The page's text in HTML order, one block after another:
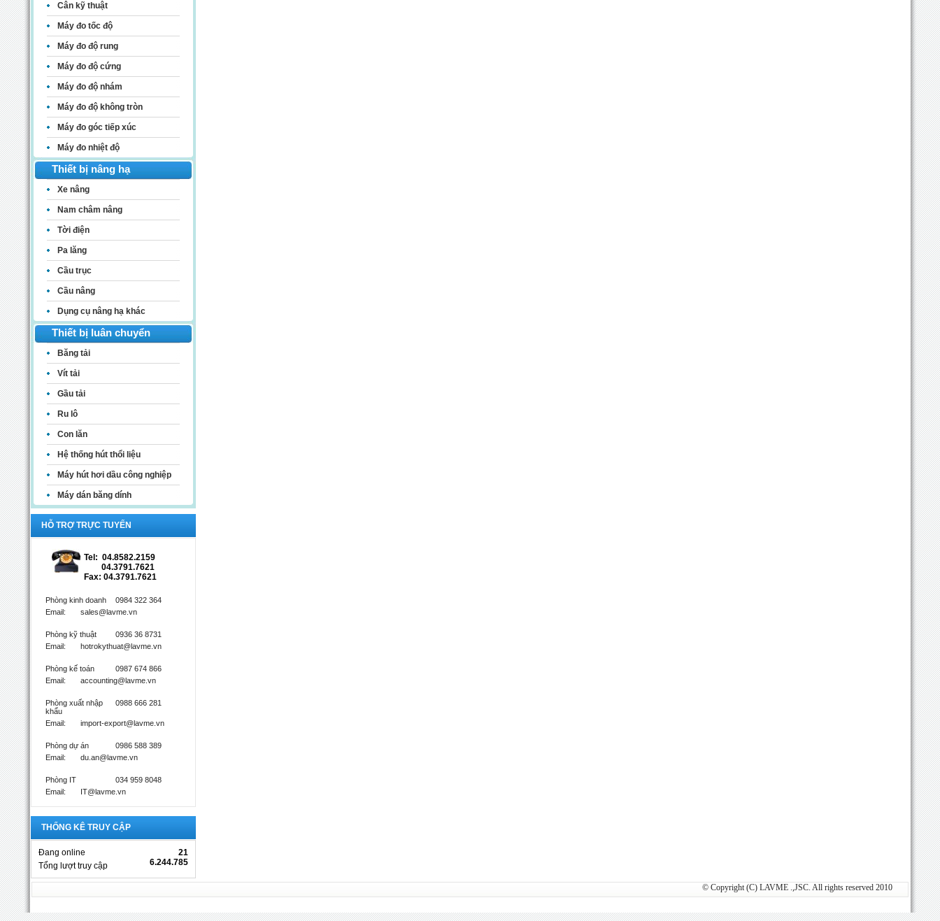
Cân kỹ thuật
Máy đo tốc độ
Máy đo độ rung
Máy đo độ cứng
Máy đo độ nhám
Máy đo độ không tròn
Máy đo góc tiếp xúc
Máy đo nhiệt độ
Thiết bị nâng hạ
Xe nâng
Nam châm nâng
Tời điện
Pa lăng
Cầu trục
Cầu nâng
Dụng cụ nâng hạ khác
Thiết bị luân chuyển
Băng tải
Vít tải
Gầu tải
Ru lô
Con lăn
Hệ thống hút thổi liệu
Máy hút hơi dầu công nghiệp
Máy dán băng dính
HỖ TRỢ TRỰC TUYẾN
Tel: 04.8582.2159
04.3791.7621
Fax: 04.3791.7621
Phòng kinh doanh
0984 322 364
Email:
sales@lavme.vn
Phòng kỹ thuật
0936 36 8731
Email:
hotrokythuat@lavme.vn
Phòng kế toán
0987 674 866
Email:
accounting@lavme.vn
Phòng xuất nhập
khẩu
0988 666 281
Email: import-export@lavme.vn
Phòng dự án
0986 588 389
Email:
du.an@lavme.vn
Phòng IT
034 959 8048
Email:
IT@lavme.vn
THỐNG KÊ TRUY CẬP
Đang online
21
Tổng lượt truy cập
6.244.785
© Copyright (C) LAVME .,JSC. All rights reserved 2010